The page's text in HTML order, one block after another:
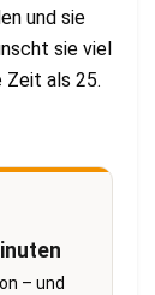
und sie
sie viel
Zeit als 25.
– und